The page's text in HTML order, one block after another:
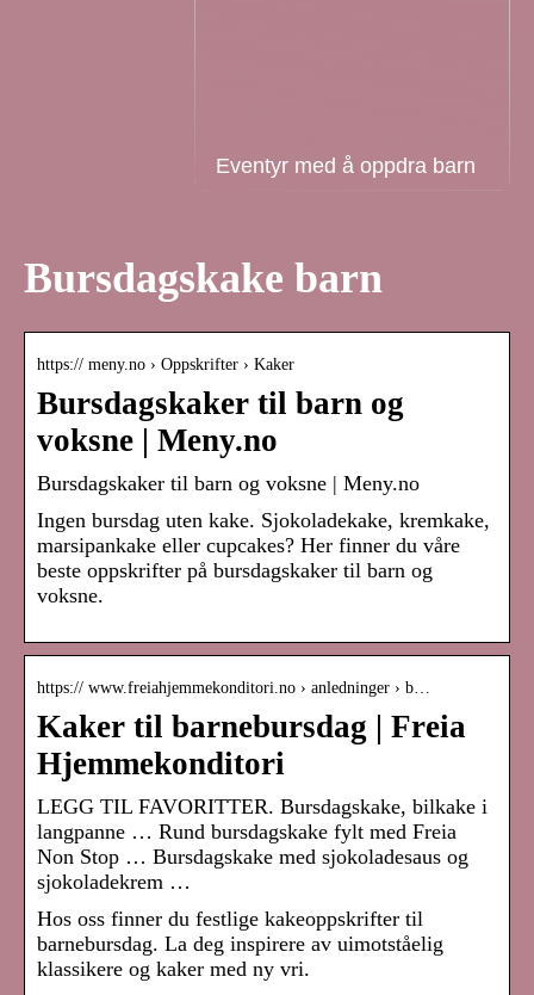
Eventyr med å oppdra barn
Bursdagskake barn
https:// meny.no › Oppskrifter › Kaker
Bursdagskaker til barn og
voksne | Meny.no
Bursdagskaker til barn og voksne | Meny.no
Ingen bursdag uten kake. Sjokoladekake, kremkake,
marsipankake eller cupcakes? Her finner du våre
beste oppskrifter på bursdagskaker til barn og
voksne.
https:// www.freiahjemmekonditori.no › anledninger › b…
Kaker til barnebursdag | Freia
Hjemmekonditori
LEGG TIL FAVORITTER. Bursdagskake, bilkake i
langpanne … Rund bursdagskake fylt med Freia
Non Stop … Bursdagskake med sjokoladesaus og
sjokoladekrem …
Hos oss finner du festlige kakeoppskrifter til
barnebursdag. La deg inspirere av uimotståelig
klassikere og kaker med ny vri.